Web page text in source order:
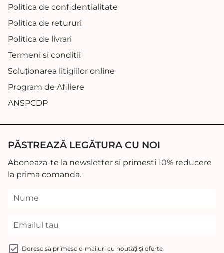
Politica de confidentialitate
Politica de retururi
Politica de livrari
Termeni si conditii
Soluționarea litigiilor online
Program de Afiliere
ANSPCDP
PĂSTREAZĂ LEGĂTURA CU NOI
Aboneaza-te la newsletter si primesti 10% reducere
la prima comanda.
Doresc să primesc e-mailuri cu noutăți și oferte